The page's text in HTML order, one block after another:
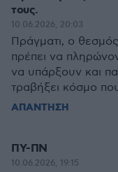
τους.
10.06.2026, 20:03
Πράγματι, ο θεσμός
πρέπει να
να υπάρξουν και
τραβήξει κόσμο
ΑΠΑΝΤΗΣΗ
ΠΥ-ΠΝ
10.06.2026, 19:15